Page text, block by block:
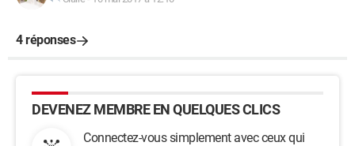
4 réponses
DEVENEZ MEMBRE EN QUELQUES CLICS
Connectez-vous simplement avec ceux qui